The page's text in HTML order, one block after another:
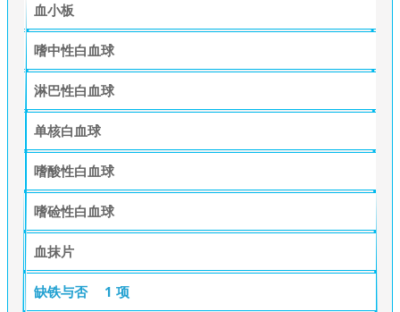
血小板
嗜中性白血球
淋巴性白血球
单核白血球
嗜酸性白血球
嗜硷性白血球
血抹片
缺铁与否 1 项